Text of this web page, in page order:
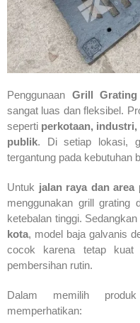
Penggunaan Grill
sangat luas dan fleksibel.
seperti perkotaan,
publik. Di setiap lokasi,
tergantung pada kebutuhan
Untuk jalan raya dan area
menggunakan grill grating
ketebalan tinggi. Sedangkan
kota, model baja galvanis
cocok karena tetap kuat
pembersihan rutin.
Dalam memilih
memperhatikan: